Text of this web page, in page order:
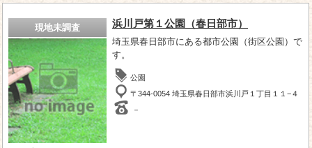
現地未調査 浜川戸第１公園（春日部市）
埼玉県春日部市にある都市公園（街区公園）で
す。
公園
〒344-0054 埼玉県春日部市浜川戸１丁目１１−４
－